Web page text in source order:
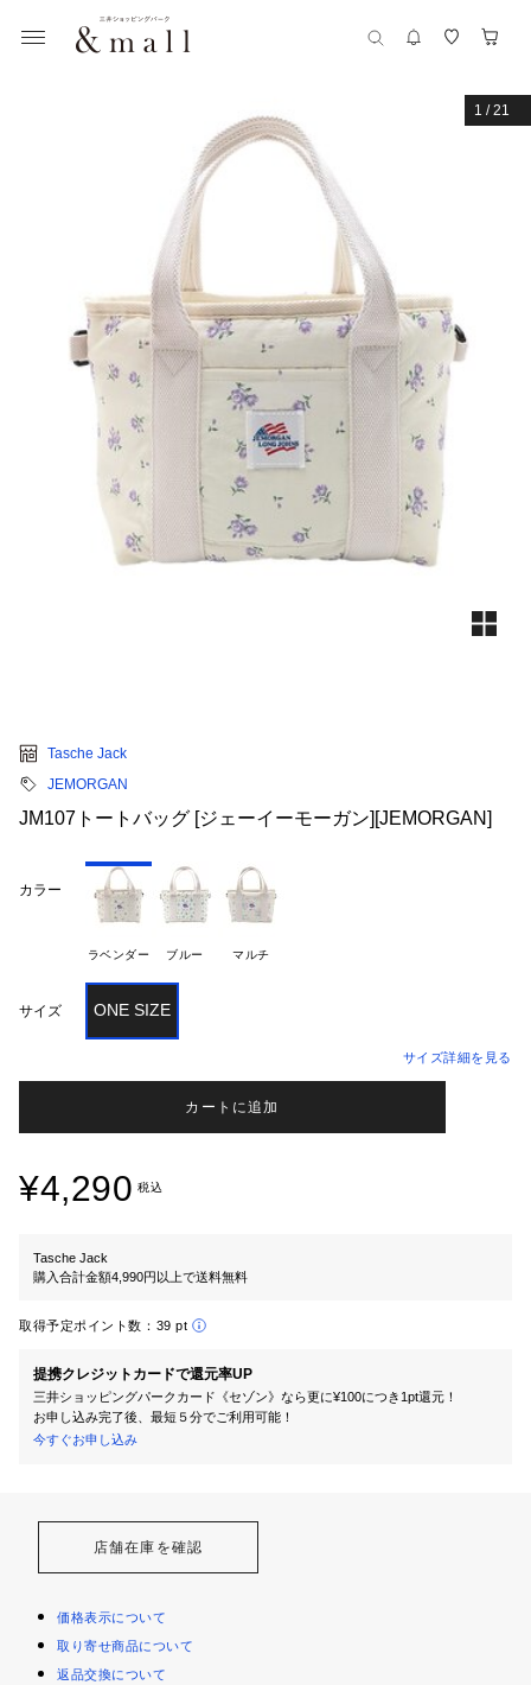
1 /21
Tasche Jack
JEMORGAN
JM107トートバッグ [ジェーイーモーガン][JEMORGAN]
カラー
ラベンダー ブルー マルチ
サイズ ONE SIZE
サイズ詳細を見る
カートに追加
¥4,290 税込
Tasche Jack
購入合計金額4,990円以上で送料無料
取得予定ポイント数： 39 pt
提携クレジットカードで還元率UP
三井ショッピングパークカード《セゾン》なら更に¥100につき1pt還元！
お申し込み完了後、最短５分でご利用可能！
今すぐお申し込み
店舗在庫を確認
価格表示について
取り寄せ商品について
返品交換について